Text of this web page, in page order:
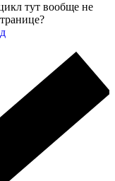
тут вообще не